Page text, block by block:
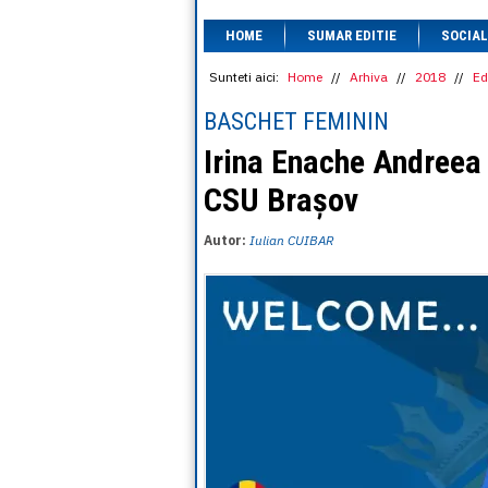
HOME SUMAR EDITIE SOCIAL
Sunteti aici: Home // Arhiva // 2018 //
BASCHET FEMININ
Irina Enache
CSU Brașov
Autor: Iulian CUIBAR